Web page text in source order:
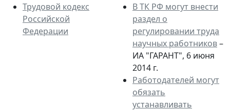
Трудовой кодекс
Российской
Федерации
В ТК РФ могут внести
раздел о
регулировании труда
научных работников–
ИА "ГАРАНТ", 6 июня
2014 г.
Работодателей могут
обязать
устанавливать